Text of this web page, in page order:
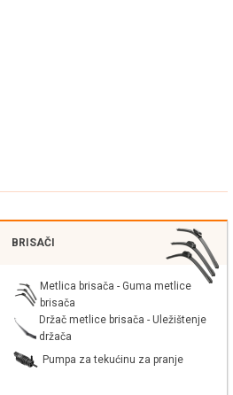
BRISAČI
Metlica brisača - Guma metlice
brisača
Držač metlice brisača - Uležištenje
držača
Pumpa za tekućinu za pranje